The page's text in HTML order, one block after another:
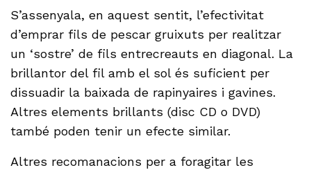
S’assenyala, en aquest sentit, l’efectivitat
d’emprar fils de pescar gruixuts per realitzar
un ‘sostre’ de fils entrecreauts en diagonal. La
brillantor del fil amb el sol és suficient per
dissuadir la baixada de rapinyaires i gavines.
Altres elements brillants (disc CD o DVD)
també poden tenir un efecte similar.
Altres recomanacions per a foragitar les